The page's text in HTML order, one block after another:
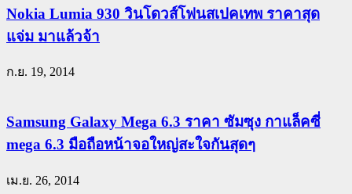
Nokia Lumia 930 วินโดวส์โฟนสเปคเทพ ราคาสุด
แจ่ม มาแล้วจ้า
ก.ย. 19, 2014
Samsung Galaxy Mega 6.3 ราคา ซัมซุง กาแล็คซี่
mega 6.3 มือถือหน้าจอใหญ่สะใจกันสุดๆ
เม.ย. 26, 2014